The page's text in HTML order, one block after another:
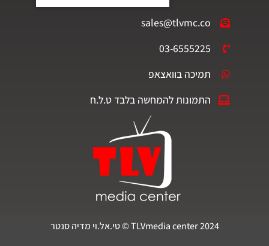
sales@tlvmc.co
03-6555225
תמיכה בוואצאפ
התמונות להמחשה בלבד ט.ל.ח
TLVmedia center 2024 © טי.אל.וי מדיה סנטר